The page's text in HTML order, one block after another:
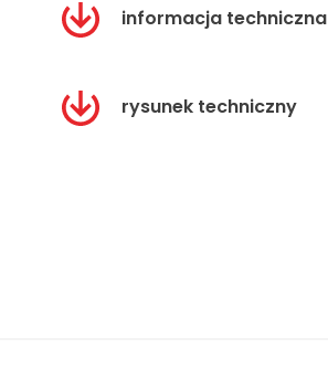
informacja techniczna
rysunek techniczny